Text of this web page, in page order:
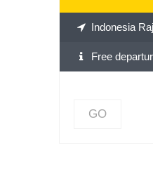
Indonesia
Free
GO